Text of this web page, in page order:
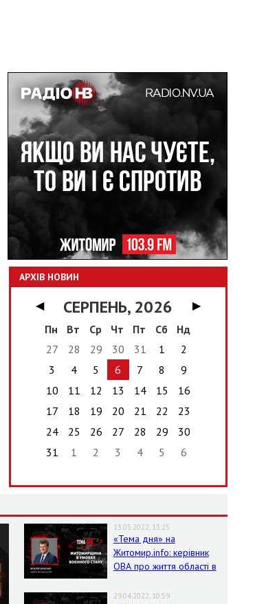
АРХІВ НОВИН
◀ СЕРПЕНЬ, 2026
▶
Пн
Вт Ср Чт Пт Сб
Нд
27
28 29 30 31 1
2
3
4 5 6 7 8
9
10
11 12 13 14 15
16
17
18 19 20 21 22
23
24
25 26 27 28 29
30
31
1 2 3 4 5 6
13.05.2022, 13:25
«Тема дня» на
Житомир.info: керівник
ОВА про життя області в
29.04.2022, 10:59